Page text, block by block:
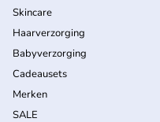
Skincare
Haarverzorging
Babyverzorging
Cadeausets
Merken
SALE